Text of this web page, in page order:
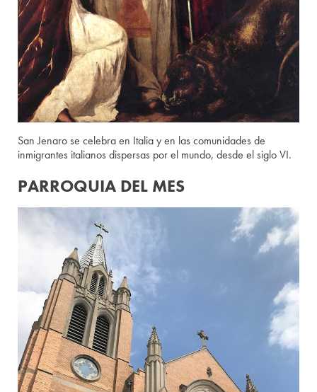
San Jenaro se celebra en Italia y en las comunidades de
inmigrantes italianos dispersas por el mundo, desde el siglo VI.
PARROQUIA DEL MES